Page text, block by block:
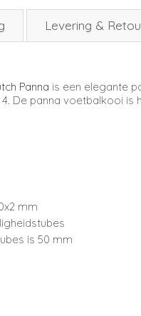
Levering &
Panna is een elegante
De panna voetbalkooi
mm
is 50 mm